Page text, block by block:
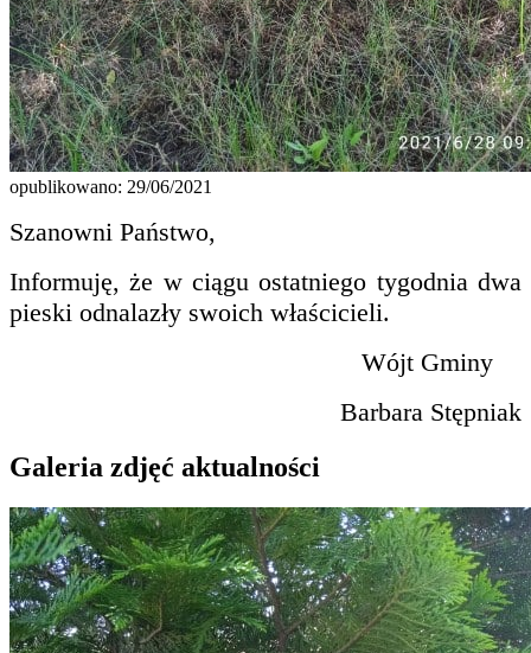
opublikowano: 29/06/2021
Szanowni Państwo,
Informuję, że w ciągu ostatniego tygodnia dwa
pieski odnalazły swoich właścicieli.
Wójt Gminy
Barbara Stępniak
Galeria zdjęć aktualności